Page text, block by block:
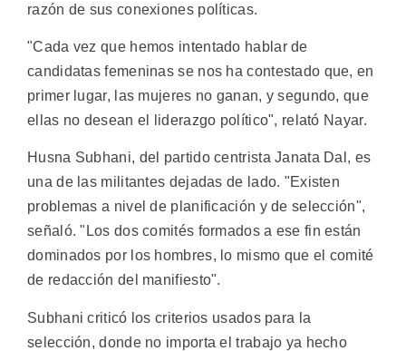
razón de sus conexiones políticas.
"Cada vez que hemos intentado hablar de
candidatas femeninas se nos ha contestado que, en
primer lugar, las mujeres no ganan, y segundo, que
ellas no desean el liderazgo político", relató Nayar.
Husna Subhani, del partido centrista Janata Dal, es
una de las militantes dejadas de lado. "Existen
problemas a nivel de planificación y de selección",
señaló. "Los dos comités formados a ese fin están
dominados por los hombres, lo mismo que el comité
de redacción del manifiesto".
Subhani criticó los criterios usados para la
selección, donde no importa el trabajo ya hecho